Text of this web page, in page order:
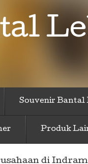
Souvenir Bantal
Produk
di